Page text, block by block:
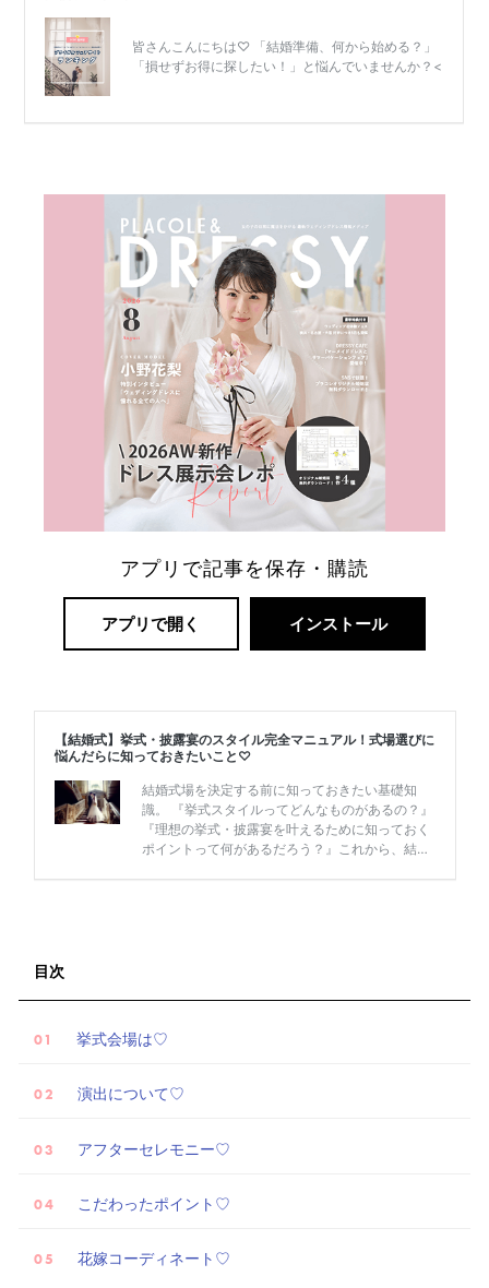
アプリで記事を保存・購読
アプリで開く インストール
目次
挙式会場は♡
演出について♡
アフターセレモニー♡
こだわったポイント♡
花嫁コーディネート♡
リ
ゾ
ー
ト
婚
着
ポ